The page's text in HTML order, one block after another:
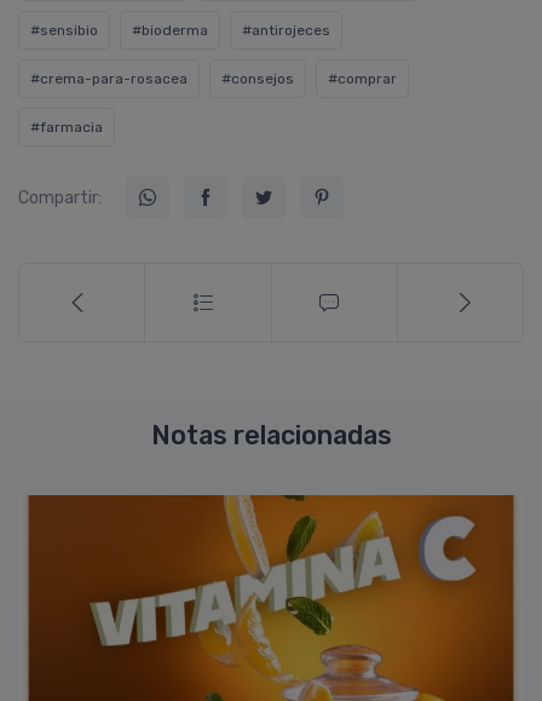
#sensibio #bioderma #antirojeces
#crema-para-rosacea #consejos #comprar
#farmacia
Compartir:
Notas relacionadas